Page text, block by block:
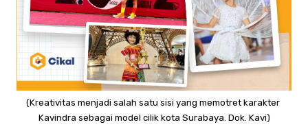
(Kreativitas menjadi salah satu sisi yang memotret karakter
Kavindra sebagai model cilik kota Surabaya. Dok. Kavi)